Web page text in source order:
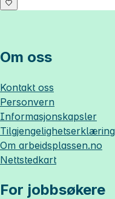
Om oss
Kontakt oss
Personvern
Informasjonskapsler
Tilgjengelighetserklæring
Om arbeidsplassen.no
Nettstedkart
For jobbsøkere